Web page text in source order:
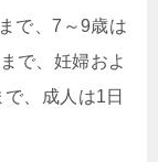
で、7～9歳は
で、妊婦およ
、成人は1日